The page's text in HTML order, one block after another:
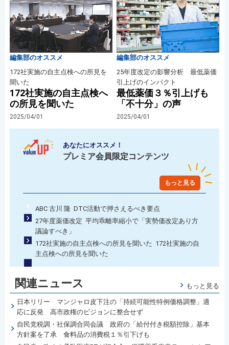
編集部のオススメ
172社実施の自主点検への所見を
聞いた
172社実施の自主点検へ
の所見を聞いた
2025/04/01
編集部のオススメ
25年度改定の影響分析 最低薬価
引上げのインパクト
最低薬価３％引上げも
「不十分」の声
2025/04/01
あなたにオススメ！
プレミア会員限定コンテンツ
もっと見る
ABC 古川 隆 DTC活動で押さえるべき要点
27年度薬価改定 平均乖離率縮小で「実勢価改定あり方
議論すべき」
172社実施の自主点検への所見を聞いた 172社実施の自
主点検への所見を聞いた
関連ニュース もっと見る
日本リリー マンジャロ皮下注の「持続可能性特例価格調整」適
応に反発 高市政権のビジョンに整合せず
自民党税調・社保調合同会議 政府の「給付付き税額控除」基本
方針案を了承 食料品の消費税１％引下げも